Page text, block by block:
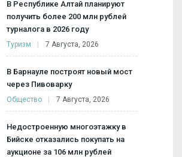
В Республике Алтай планируют
получить более 200 млн рублей
турналога в 2026 году
Туризм 7 Августа, 2026
В Барнауле построят новый мост
через Пивоварку
Общество 7 Августа, 2026
Недостроенную многоэтажку в
Бийске отказались покупать на
аукционе за 106 млн рублей